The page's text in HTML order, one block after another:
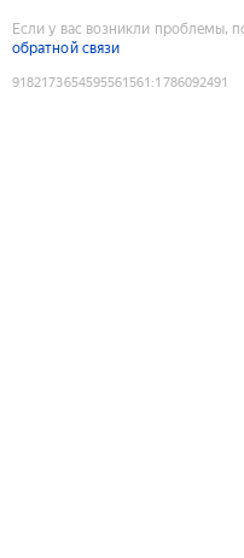
Если у вас возникли проблемы,
обратной связи
9182173654595561561 :1786092491